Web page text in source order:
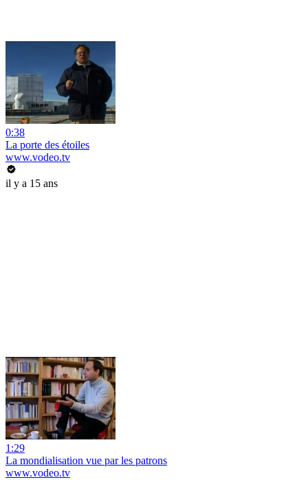
0:38
La porte des étoiles
www.vodeo.tv
il y a 15 ans
1:29
La mondialisation vue par les patrons
www.vodeo.tv